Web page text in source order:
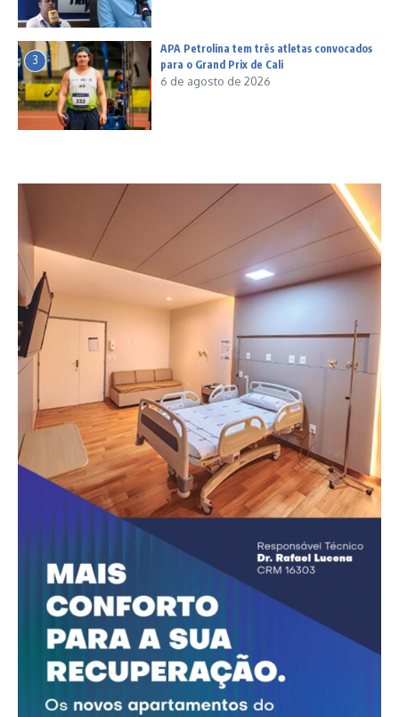
3
APA Petrolina tem três atletas convocados
para o Grand Prix de Cali
6 de agosto de 2026